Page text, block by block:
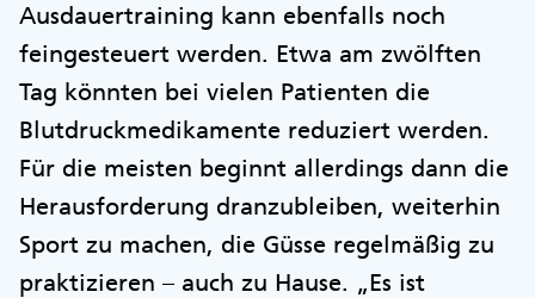
Ausdauertraining kann ebenfalls noch
feingesteuert werden. Etwa am zwölften
Tag könnten bei vielen Patienten die
Blutdruckmedikamente reduziert werden.
Für die meisten beginnt allerdings dann die
Herausforderung dranzubleiben, weiterhin
Sport zu machen, die Güsse regelmäßig zu
praktizieren – auch zu Hause. „Es ist